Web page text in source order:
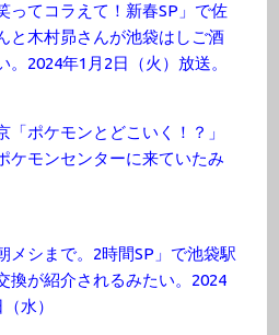
ってコラえて！新春SP」で佐
と木村昴さんが池袋はしご酒
。2024年1月2日（火）放送。
「ポケモンとどこいく！？」
ケモンセンターに来ていたみ
メシまで。2時間SP」で池袋駅
換が紹介されるみたい。2024
水）